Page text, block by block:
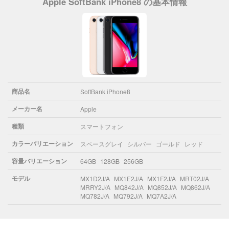
商品名 SoftBank iPhone8
メーカー名 Apple
種類 スマートフォン
カラーバリエーション スペースグレイ シルバー ゴールド レッド
容量バリエーション 64GB 128GB 256GB
モデル MX1D2J/A MX1E2J/A MX1F2J/A MRT02J/A
MRRY2J/A MQ842J/A MQ852J/A MQ862J/A
MQ782J/A MQ792J/A MQ7A2J/A